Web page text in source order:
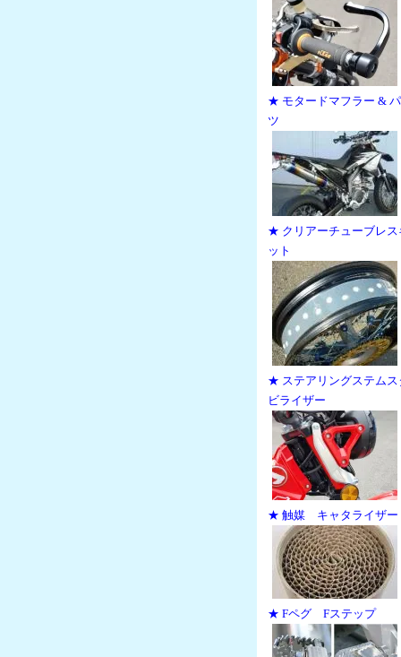
★ モタードマフラー &
ツ
★ クリアーチューブレス
ット
★ ステアリングステムス
ビライザー
★ 触媒 キャタライザー
★ Fペグ Fステップ